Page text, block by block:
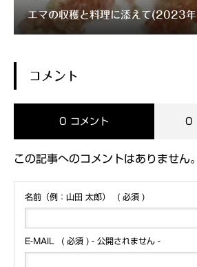
エマの収穫と料理に添えて(2023
コメント
0 コメント 0
この記事へのコメントはありません。
名前（例：山田 太郎） ( 必須 )
E-MAIL ( 必須 ) - 公開されません -